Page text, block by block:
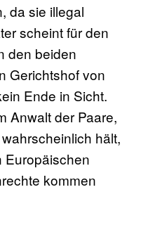
da sie illegal
scheint für den
den beiden
Gerichtshof von
Ende in Sicht.
Anwalt der Paare,
hält,
Europäischen
kommen